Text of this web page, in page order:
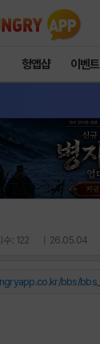
헝앱샵 이벤트
수 : 122 | 26.05.04